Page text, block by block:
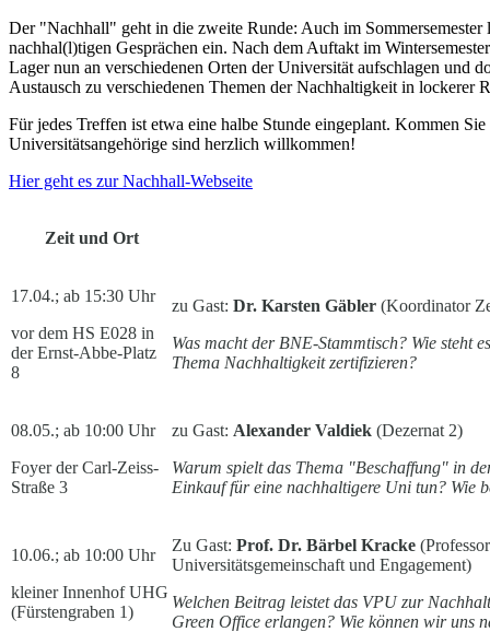
Der "Nachhall" geht in die zweite Runde: Auch im
nachhal(l)tigen Gesprächen ein. Nach dem Auftakt im
Lager nun an verschiedenen Orten der Universität aufschlagen und
Austausch zu verschiedenen Themen der Nachhaltigkeit in lockerer
Für jedes Treffen ist etwa eine halbe Stunde eingeplant. Kommen
Universitätsangehörige sind herzlich willkommen!
Hier geht es zur Nachhall-Webseite
Zeit und Ort
17.04.; ab 15:30 Uhr
vor dem HS E028 in
der Ernst-Abbe-Platz
8
zu Gast: Dr. Karsten Gäbler (Koordinator
Was macht der BNE-Stammtisch? Wie steht
Thema Nachhaltigkeit zertifizieren?
08.05.; ab 10:00 Uhr
Foyer der Carl-Zeiss-
Straße 3
zu Gast: Alexander Valdiek (Dezernat 2)
Warum spielt das Thema "Beschaffung" in
Einkauf für eine nachhaltigere Uni tun? Wie
10.06.; ab 10:00 Uhr
kleiner Innenhof UHG
(Fürstengraben 1)
Zu Gast: Prof. Dr. Bärbel Kracke
Universitätsgemeinschaft und Engagement)
Welchen Beitrag leistet das VPU zur
Green Office erlangen? Wie können wir uns